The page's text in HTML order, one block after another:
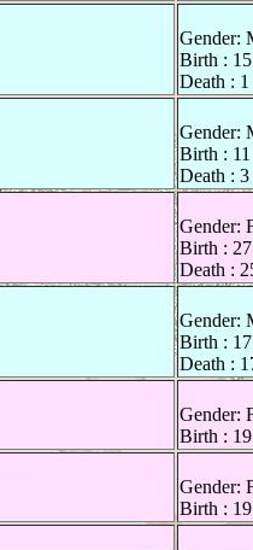
Gender:
Birth :
Death :
Gender:
Birth :
Death :
Gender:
Birth :
Death :
Gender:
Birth :
Death :
Gender:
Birth :
Gender:
Birth :